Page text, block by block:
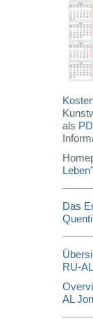
als
Leben"
Das
RU-
AL